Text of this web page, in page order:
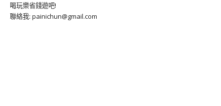
喝玩樂省錢遊吧!
聯絡我: painichun@gmail.com